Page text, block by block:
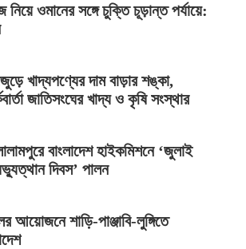
নিয়ে ওমানের সঙ্গে চুক্তি চূড়ান্ত পর্যায়ে:
খাদ্যপণ্যের দাম বাড়ার শঙ্কা,
জাতিসংঘের খাদ্য ও কৃষি সংস্থার
বাংলাদেশ হাইকমিশনে ‘জুলাই
দিবস’ পালন
আয়োজনে শাড়ি-পাঞ্জাবি-লুঙ্গিতে